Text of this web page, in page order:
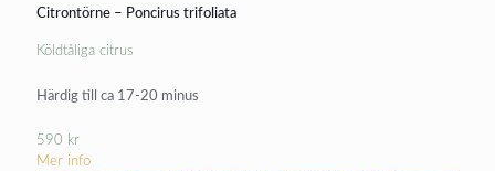
Citrontörne – Poncirus trifoliata
Köldtåliga citrus
Härdig till ca 17-20 minus
590 kr
Mer info